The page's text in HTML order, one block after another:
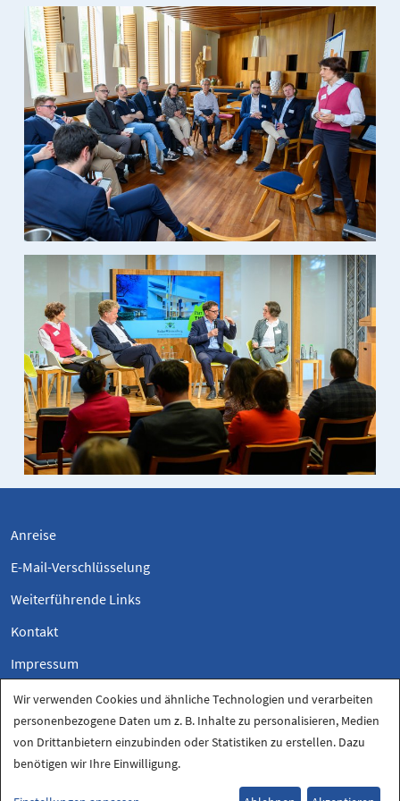
Anreise
E-Mail-Verschlüsselung
Weiterführende Links
Kontakt
Impressum
Datenschutzerklärung
Datenschutz-Einstellungen
Wir verwenden Cookies und ähnliche Technologien und verarbeiten
personenbezogene Daten um z. B. Inhalte zu personalisieren, Medien
von Drittanbietern einzubinden oder Statistiken zu erstellen. Dazu
benötigen wir Ihre Einwilligung.